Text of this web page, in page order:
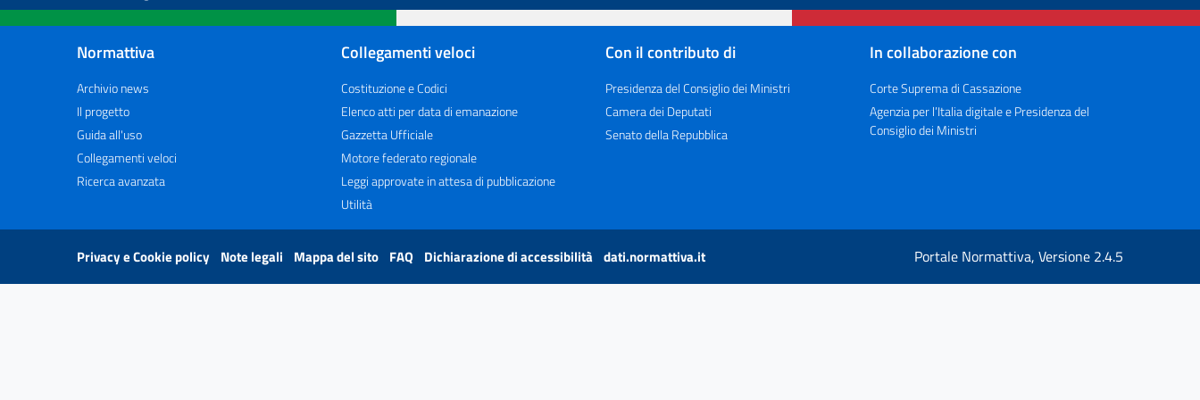
Normattiva
Archivio news
Il progetto
Guida all'uso
Collegamenti veloci
Ricerca avanzata
Collegamenti veloci
Costituzione e Codici
Elenco atti per data di emanazione
Gazzetta Ufficiale
Motore federato regionale
Leggi approvate in attesa di pubblicazione
Utilità
Con il contributo di
Presidenza del Consiglio dei Ministri
Camera dei Deputati
Senato della Repubblica
In collaborazione con
Corte Suprema di Cassazione
Agenzia per l’Italia digitale e Presidenza del
Consiglio dei Ministri
Privacy e Cookie policy Note legali Mappa del sito FAQ Dichiarazione di accessibilità dati.normattiva.it Portale Normattiva, Versione 2.4.5